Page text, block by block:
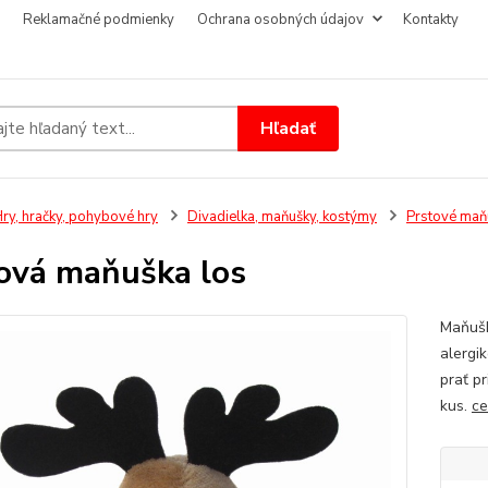
Reklamačné podmienky Ochrana osobných údajov Kontakty
Hľadať
hračky, pohybové hry Divadielka, maňušky, kostýmy Prstové
maňuška los
prať
kus.